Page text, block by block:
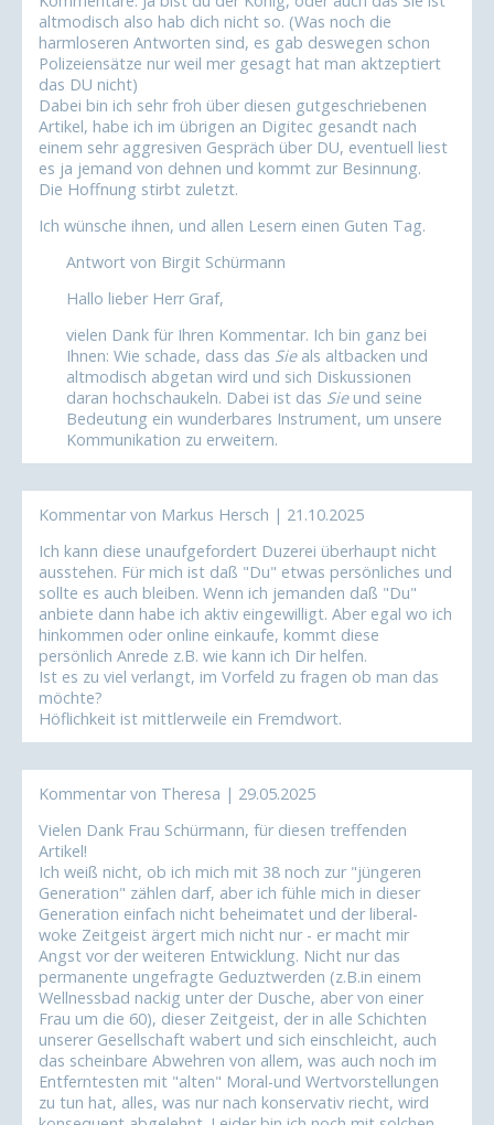
altmodisch also hab dich nicht so. (Was noch die
harmloseren Antworten sind, es gab deswegen schon
Polizeiensätze nur weil mer gesagt hat man aktzeptiert
das DU nicht)
Dabei bin ich sehr froh über diesen gutgeschriebenen
Artikel, habe ich im übrigen an Digitec gesandt nach
einem sehr aggresiven Gespräch über DU, eventuell liest
es ja jemand von dehnen und kommt zur Besinnung.
Die Hoffnung stirbt zuletzt.
Ich wünsche ihnen, und allen Lesern einen Guten Tag.
Antwort von Birgit Schürmann
Hallo lieber Herr Graf,
vielen Dank für Ihren Kommentar. Ich bin ganz bei
Ihnen: Wie schade, dass das Sieals altbacken und
altmodisch abgetan wird und sich Diskussionen
daran hochschaukeln. Dabei ist das Sieund seine
Bedeutung ein wunderbares Instrument, um unsere
Kommunikation zu erweitern.
Kommentar von Markus Hersch | 21.10.2025
Ich kann diese unaufgefordert Duzerei überhaupt nicht
ausstehen. Für mich ist daß "Du" etwas persönliches und
sollte es auch bleiben. Wenn ich jemanden daß "Du"
anbiete dann habe ich aktiv eingewilligt. Aber egal wo ich
hinkommen oder online einkaufe, kommt diese
persönlich Anrede z.B. wie kann ich Dir helfen.
Ist es zu viel verlangt, im Vorfeld zu fragen ob man das
möchte?
Höflichkeit ist mittlerweile ein Fremdwort.
Kommentar von Theresa | 29.05.2025
Vielen Dank Frau Schürmann, für diesen treffenden
Artikel!
Ich weiß nicht, ob ich mich mit 38 noch zur "jüngeren
Generation" zählen darf, aber ich fühle mich in dieser
Generation einfach nicht beheimatet und der liberal-
woke Zeitgeist ärgert mich nicht nur - er macht mir
Angst vor der weiteren Entwicklung. Nicht nur das
permanente ungefragte Geduztwerden (z.B.in einem
Wellnessbad nackig unter der Dusche, aber von einer
Frau um die 60), dieser Zeitgeist, der in alle Schichten
unserer Gesellschaft wabert und sich einschleicht, auch
das scheinbare Abwehren von allem, was auch noch im
Entferntesten mit "alten" Moral-und Wertvorstellungen
zu tun hat, alles, was nur nach konservativ riecht, wird